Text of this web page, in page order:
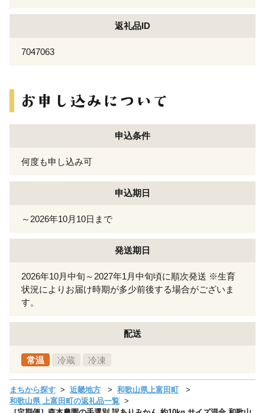
返礼品ID
7047063
申込条件
何度も申し込み可
申込期日
～2026年10月10日まで
発送期日
2026年10月中旬～2027年1月中旬頃に順次発送 ※生育
状況によりお届け時期が多少前後する場合がございま
す。
配送
常温 冷蔵 冷凍
まちから探す 近畿地方
和歌山県上富田町
和歌山県 上富田町の返礼品一覧